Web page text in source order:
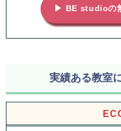
▶ BE studioの
実績ある教室